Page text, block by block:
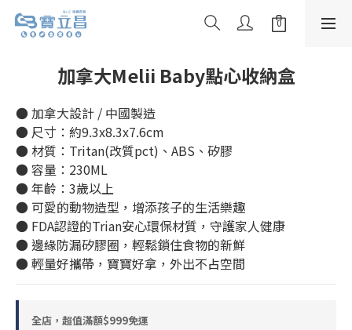
加拿大Melii Baby點心收納盒
● 加拿大設計 / 中國製造
● 尺寸：約9.3x8.3x7.6cm
● 材質：Tritan(改質pct)、ABS、矽膠
● 容量：230ML
● 年齡：3歲以上
● 可愛的動物造型，增添孩子的生活樂趣
● FDA認證的Trian安心環保材質，守護家人健康
● 邊緣防漏矽膠圈，輕鬆鎖住食物的新鮮
● 輕量好攜帶，寶寶好拿，外出不占空間
全店，超值滿額$999免運